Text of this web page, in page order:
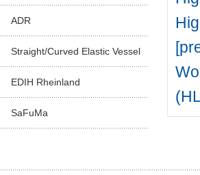
ADR
Straight/Curved Elastic Vessel
EDIH Rheinland
SaFuMa